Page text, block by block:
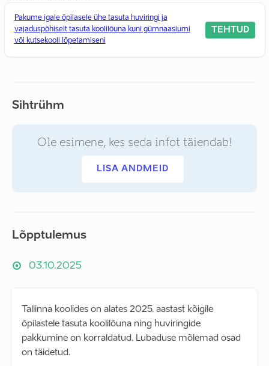
Pakume igale õpilasele ühe tasuta huviringi ja
vajaduspõhiselt tasuta koolilõuna kuni gümnaasiumi
või kutsekooli lõpetamiseni
TEHTUD
Sihtrühm
Ole esimene, kes seda infot täiendab!
LISA ANDMEID
Lõpptulemus
03.10.2025
Tallinna koolides on alates 2025. aastast kõigile
õpilastele tasuta koolilõuna ning huviringide
pakkumine on korraldatud. Lubaduse mõlemad osad
on täidetud.